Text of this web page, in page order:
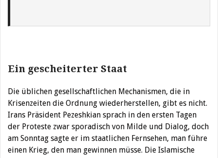
Ein gescheiterter Staat
Die üblichen gesellschaftlichen Mechanismen, die in
Krisenzeiten die Ordnung wiederherstellen, gibt es nicht.
Irans Präsident Pezeshkian sprach in den ersten Tagen
der Proteste zwar sporadisch von Milde und Dialog, doch
am Sonntag sagte er im staatlichen Fernsehen, man führe
einen Krieg, den man gewinnen müsse. Die Islamische